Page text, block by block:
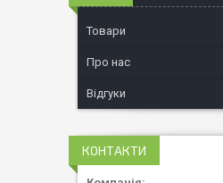
Товари
Про нас
Відгуки
КОНТАКТИ